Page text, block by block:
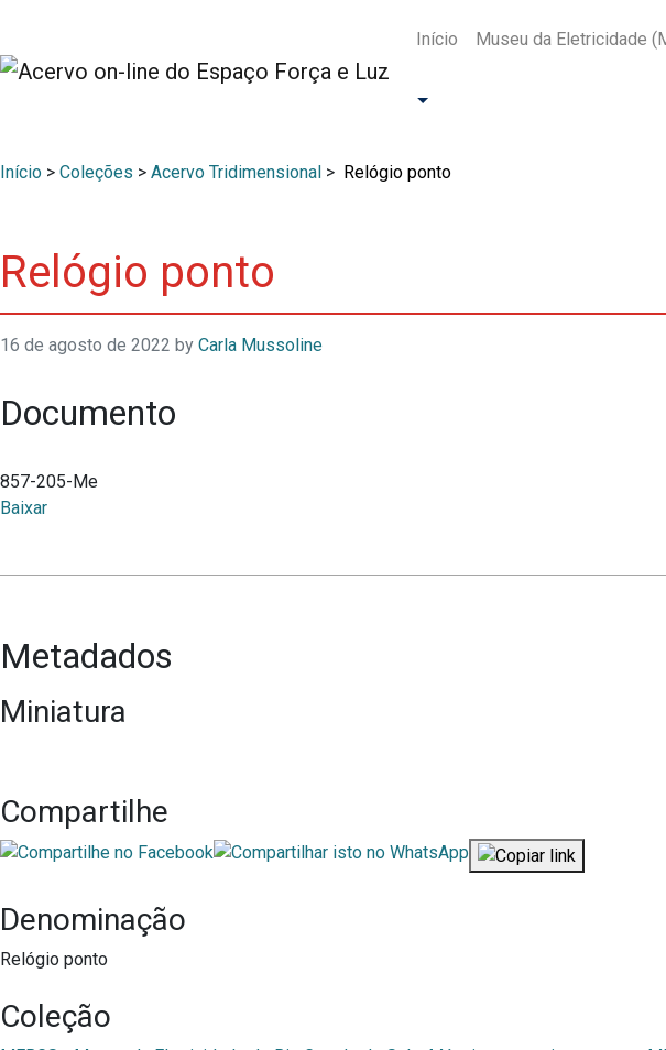
Início Museu da Eletricidade
Início > Coleções > Acervo Tridimensional > Relógio ponto
Relógio ponto
16 de agosto de 2022 by Carla Mussoline
Documento
857-205-Me
Baixar
Metadados
Miniatura
Compartilhe
Denominação
Relógio ponto
Coleção